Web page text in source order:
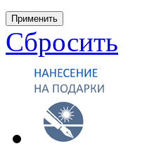
Применить
Сбросить